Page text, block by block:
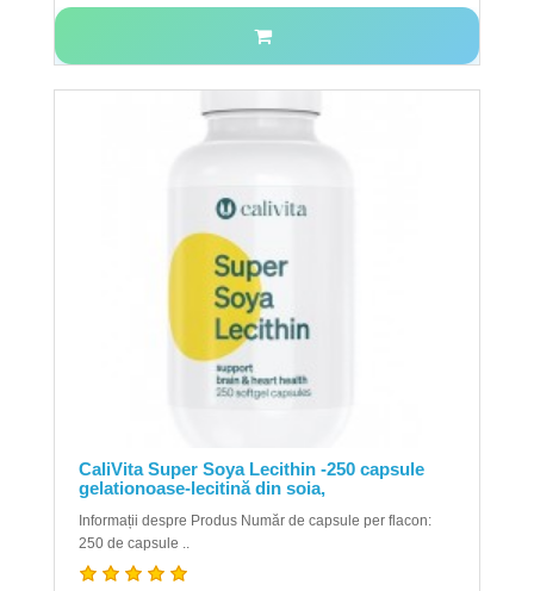
CaliVita Super Soya Lecithin -250 capsule
gelationoase-lecitină din soia,
Informații despre Produs Număr de capsule per flacon:
250 de capsule ..